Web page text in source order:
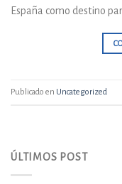
España como destino
Publicado en Uncategorized
ÚLTIMOS POST